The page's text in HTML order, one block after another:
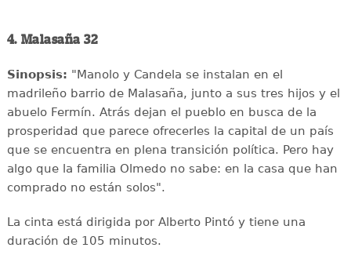
4. Malasaña 32
Sinopsis: "Manolo y Candela se instalan en el
madrileño barrio de Malasaña, junto a sus tres hijos y el
abuelo Fermín. Atrás dejan el pueblo en busca de la
prosperidad que parece ofrecerles la capital de un país
que se encuentra en plena transición política. Pero hay
algo que la familia Olmedo no sabe: en la casa que han
comprado no están solos".
La cinta está dirigida por Alberto Pintó y tiene una
duración de 105 minutos.